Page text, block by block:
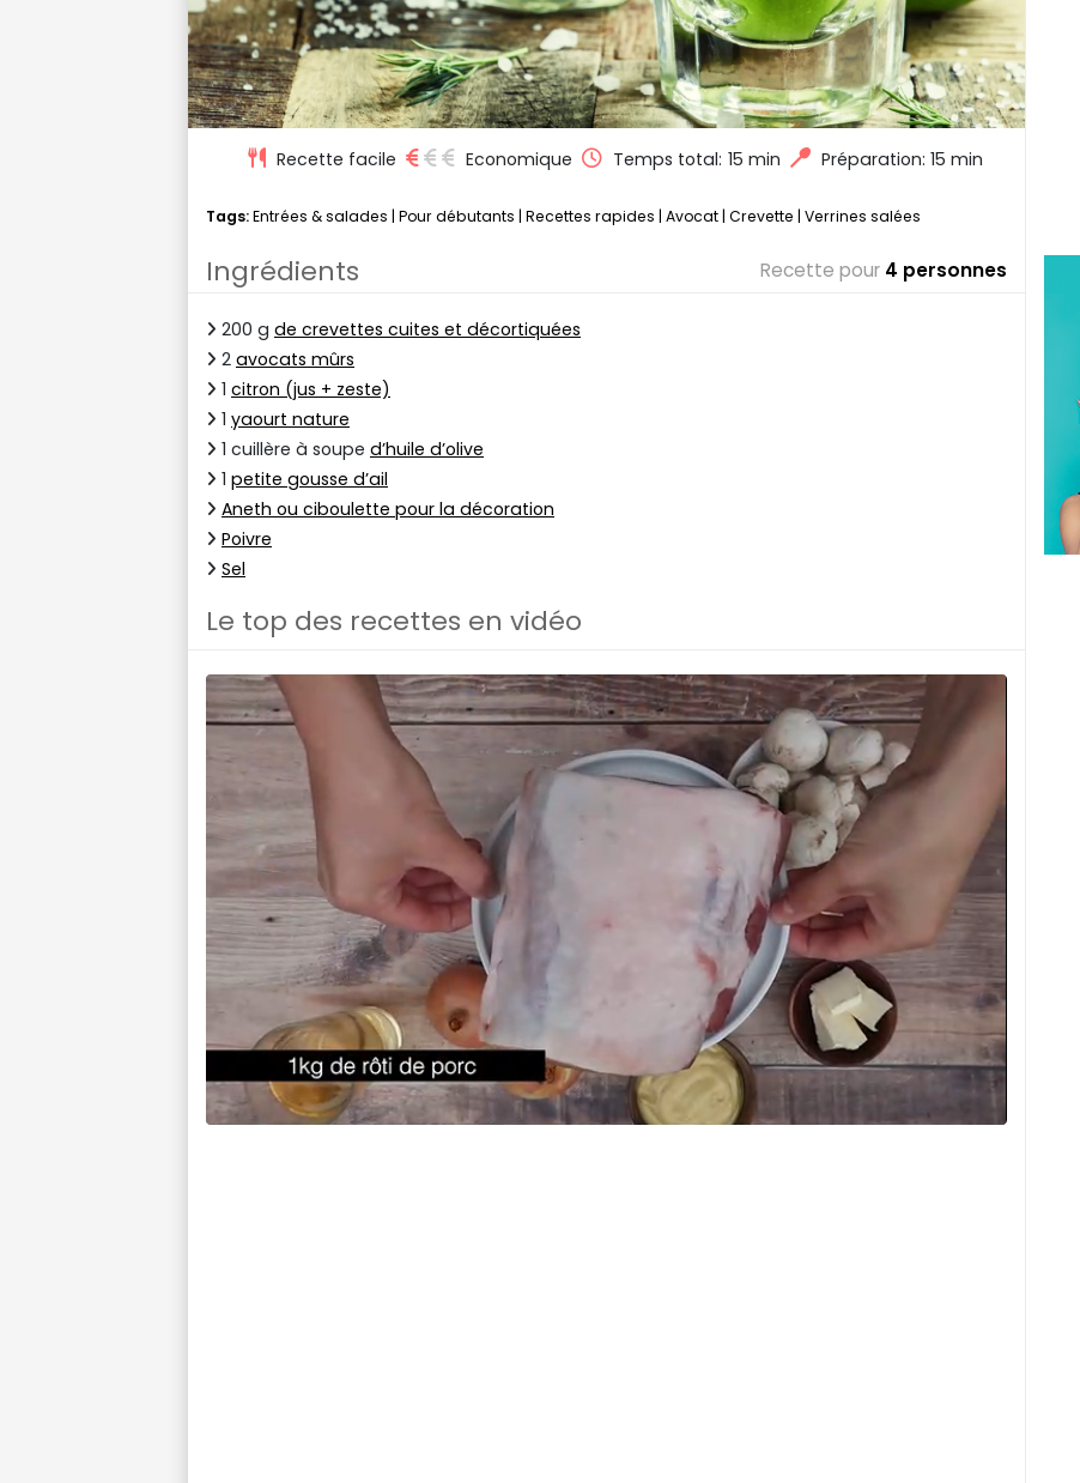
Recette facile Economique Temps total: 15 min Préparation: 15 min
Tags:Entrées & salades | Pour débutants | Recettes rapides | Avocat | Crevette | Verrines salées
Ingrédients Recette pour 4 personnes
200 g de crevettes cuites et décortiquées
2 avocats mûrs
1 citron (jus + zeste)
1 yaourt nature
1 cuillère à soupe d’huile d’olive
1 petite gousse d’ail
Aneth ou ciboulette pour la décoration
Poivre
Sel
Le top des recettes en vidéo